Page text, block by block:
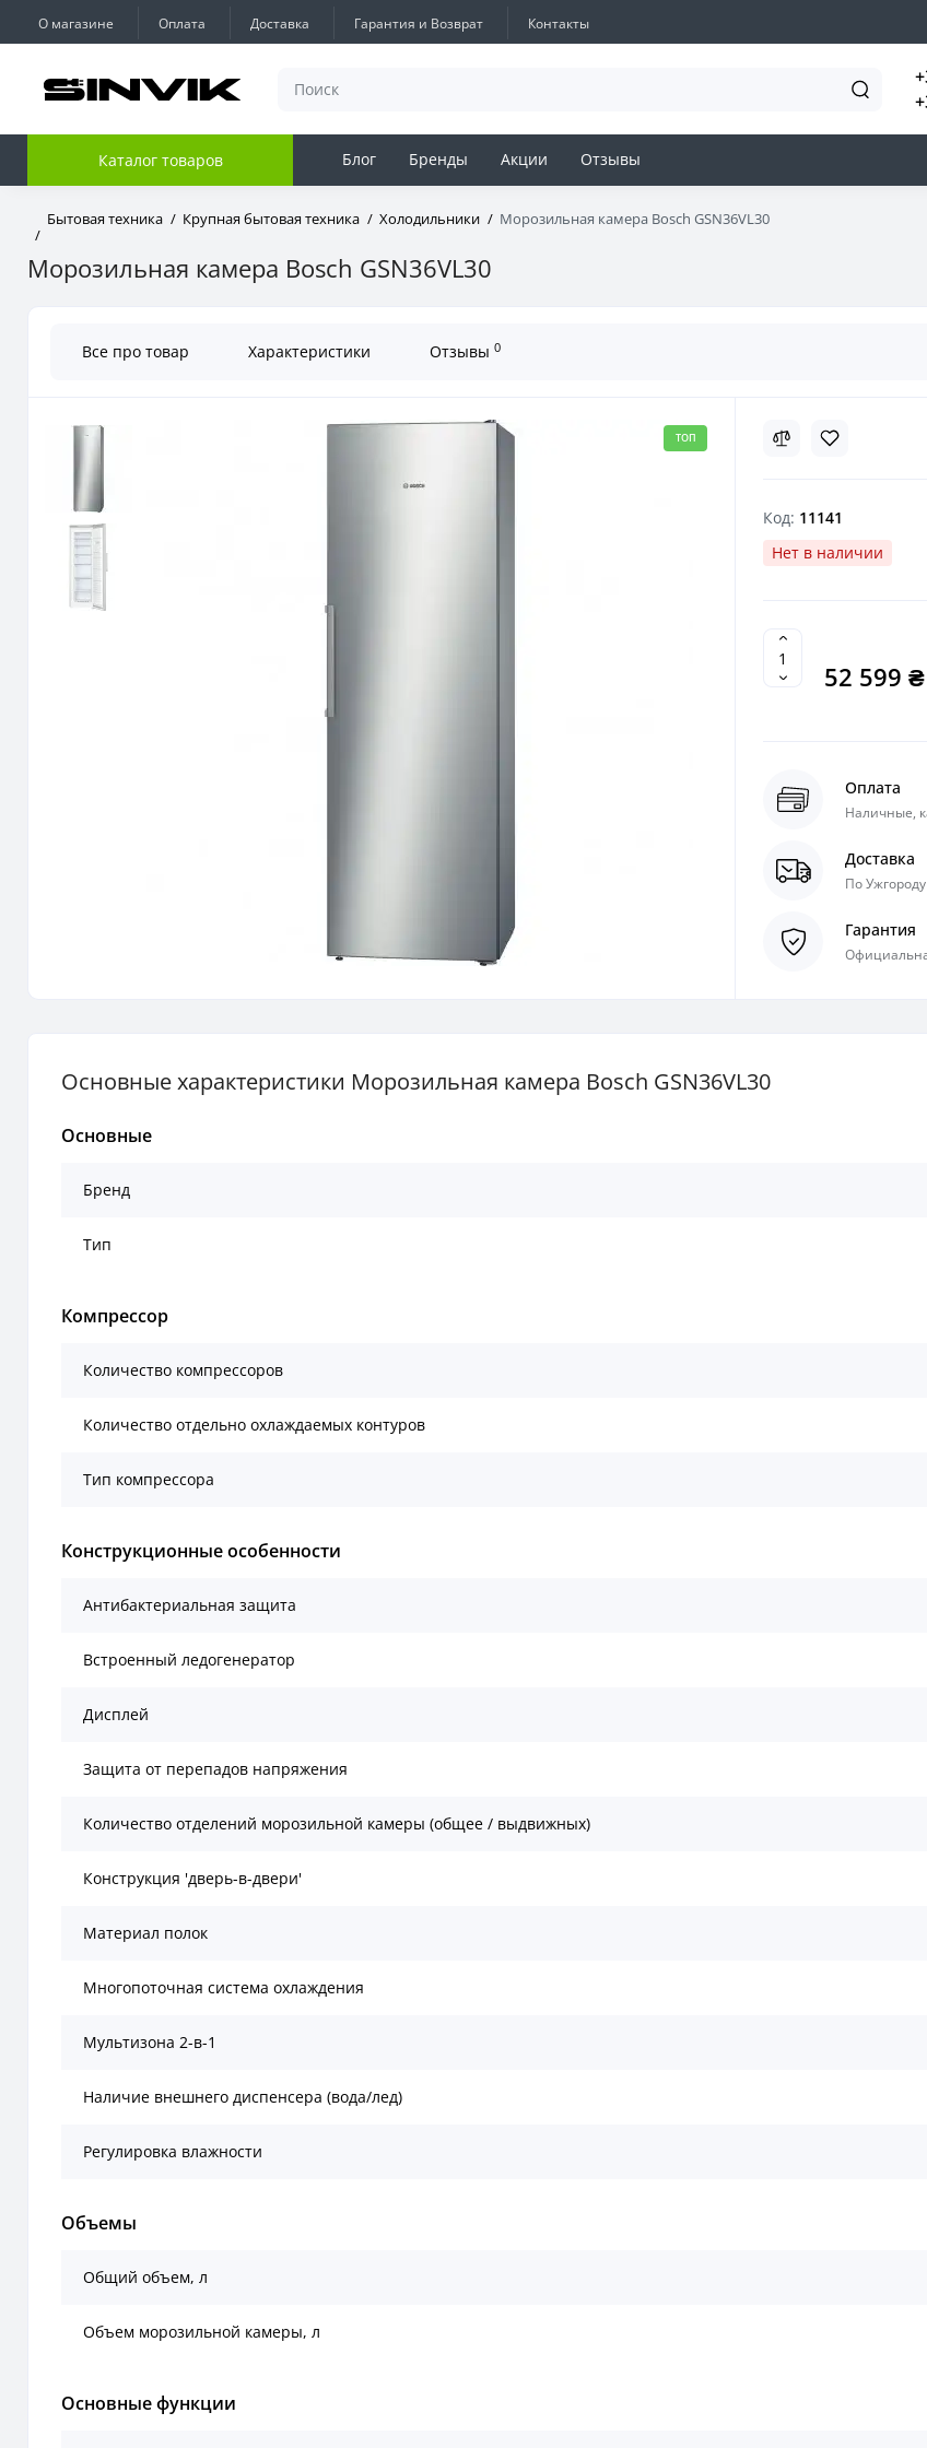
О магазине Оплата Доставка Гарантия и Возврат Контакты
Каталог товаров Блог Бренды Акции Отзывы
Бытовая техника Крупная бытовая техника Холодильники Морозильная камера Bosch GSN36VL30
Морозильная камера Bosch GSN36VL30
Все про товар Характеристики Отзывы 0
ТОП
Код: 11141
Нет в наличии
52 599 ₴
Оплата
Наличные,
Доставка
По
Гарантия
Основные характеристики Морозильная камера Bosch GSN36VL30
Основные
Бренд
Тип
Компрессор
Количество компрессоров
Количество отдельно охлаждаемых контуров
Тип компрессора
Конструкционные особенности
Антибактериальная защита
Встроенный ледогенератор
Дисплей
Защита от перепадов напряжения
Количество отделений морозильной камеры (общее / выдвижных)
Конструкция 'дверь-в-двери'
Материал полок
Многопоточная система охлаждения
Мультизона 2-в-1
Наличие внешнего диспенсера (вода/лед)
Регулировка влажности
Объемы
Общий объем, л
Объем морозильной камеры, л
Основные функции